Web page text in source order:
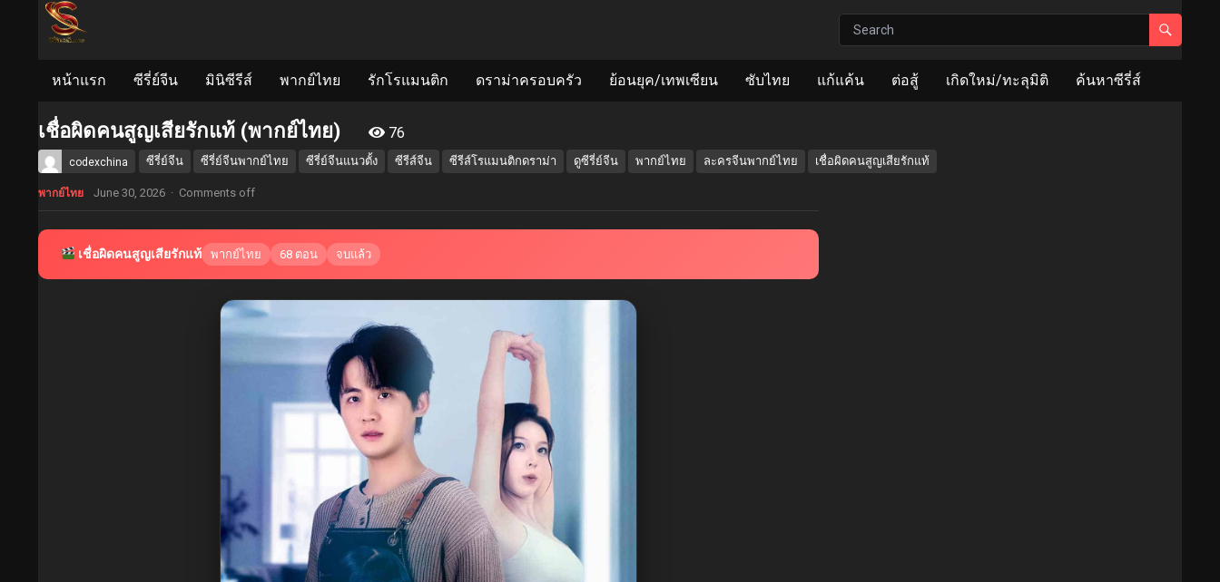
หน้าแรก ซีรี่ย์จีน มินิซีรีส์ พากย์ไทย รักโรแมนติก ดราม่าครอบครัว ย้อนยุค/เทพเซียน ซับไทย แก้แค้น ต่อสู้ เกิดใหม่/ทะลุมิติ ค้นหาซีรี่ส์
เชื่อผิดคนสูญเสียรักแท้ (พากย์ไทย) 76
codexchina ซีรี่ย์จีน ซีรี่ย์จีนพากย์ไทย ซีรี่ย์จีนแนวตั้ง ซีรีส์จีน ซีรีส์โรแมนติกดราม่า ดูซีรี่ย์จีน พากย์ไทย ละครจีนพากย์ไทย เชื่อผิดคนสูญเสียรักแท้
พากย์ไทย June 30, 2026 · Comments off
เชื่อผิดคนสูญเสียรักแท้ พากย์ไทย 68 ตอน จบแล้ว